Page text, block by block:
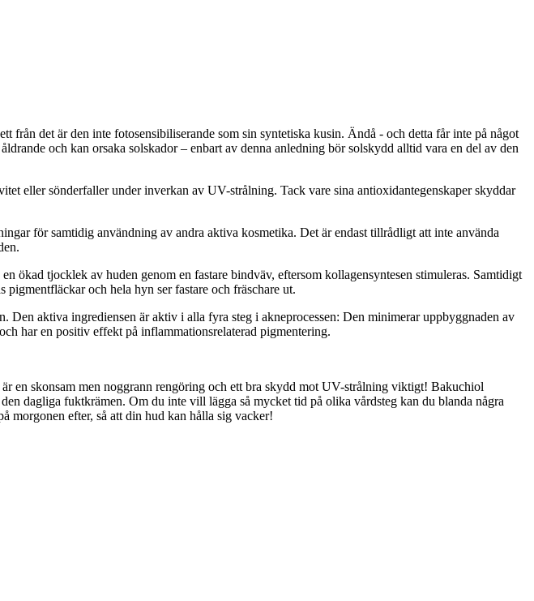
det är den inte fotosensibiliserande som sin syntetiska kusin. Ändå - och detta får inte på något
och kan orsaka solskador – enbart av denna anledning bör solskydd alltid vara en del av den
eller sönderfaller under inverkan av UV-strålning. Tack vare sina antioxidantegenskaper skyddar
för samtidig användning av andra aktiva kosmetika. Det är endast tillrådligt att inte använda
ökad tjocklek av huden genom en fastare bindväv, eftersom kollagensyntesen stimuleras. Samtidigt
pigmentfläckar och hela hyn ser fastare och fräschare ut.
aktiva ingrediensen är aktiv i alla fyra steg i akneprocessen: Den minimerar uppbyggnaden av
har en positiv effekt på inflammationsrelaterad pigmentering.
en skonsam men noggrann rengöring och ett bra skydd mot UV-strålning viktigt! Bakuchiol
dagliga fuktkrämen. Om du inte vill lägga så mycket tid på olika vårdsteg kan du blanda några
morgonen efter, så att din hud kan hålla sig vacker!